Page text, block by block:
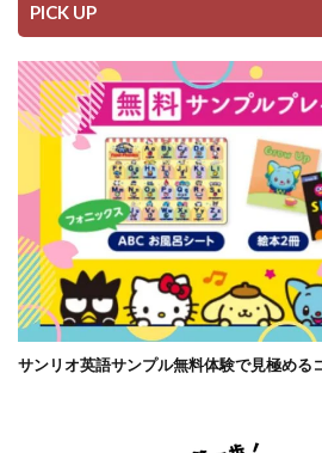
PICK UP
サンリオ英語サンプル無料体験で見極める